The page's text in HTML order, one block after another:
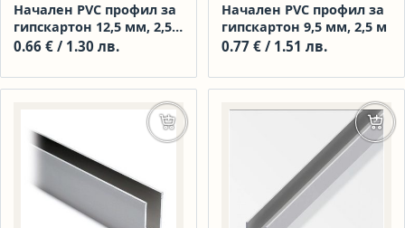
Начален PVC профил за
гипскартон 12,5 мм, 2,5
м
0.66 € / 1.30 лв.
Начален PVC профил за
гипскартон 9,5 мм, 2,5 м
0.77 € / 1.51 лв.
Добавяне в количката